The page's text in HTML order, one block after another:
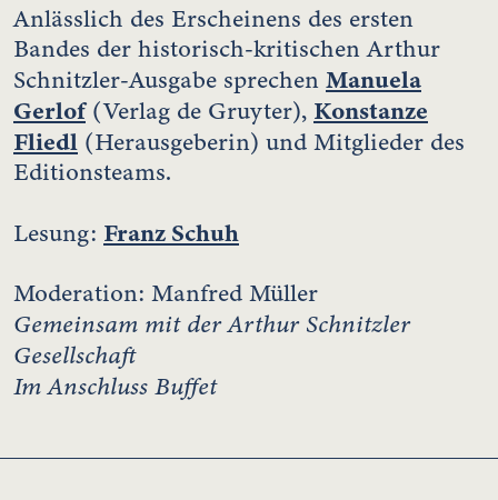
Anlässlich des Erscheinens des ersten
Bandes der historisch-kritischen Arthur
Schnitzler-Ausgabe sprechen Manuela
Gerlof(Verlag de Gruyter), Konstanze
Fliedl (Herausgeberin) und Mitglieder des
Editionsteams.
Lesung: Franz Schuh
Moderation: Manfred Müller
Gemeinsam mit der Arthur Schnitzler
Gesellschaft
Im Anschluss Buffet